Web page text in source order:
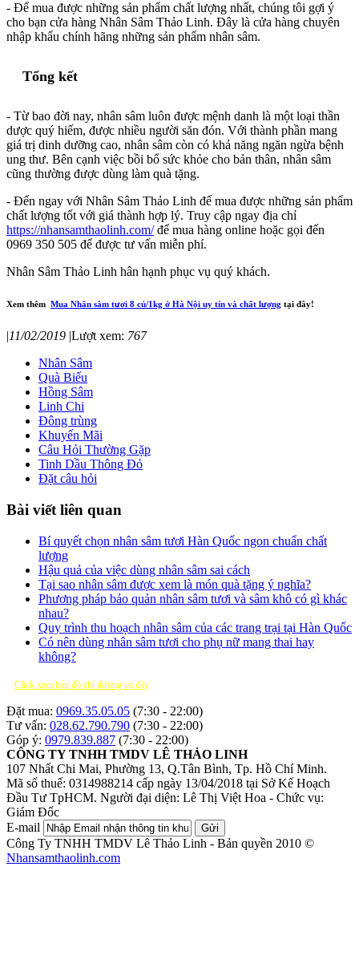
- Để mua được những sản phẩm chất lượng nhất, chúng tôi gợi ý
cho bạn cửa hàng Nhân Sâm Thảo Linh. Đây là cửa hàng chuyên
nhập khẩu chính hãng những sản phẩm nhân sâm.
Tổng kết
- Từ bao đời nay, nhân sâm luôn được mệnh danh là một loại thần
dược quý hiếm, được nhiều người săn đón. Với thành phần mang
giá trị dinh dưỡng cao, nhân sâm còn có khả năng ngăn ngừa bệnh
ung thư. Bên cạnh việc bồi bổ sức khỏe cho bản thân, nhân sâm
cũng thường được dùng làm quà tặng.
- Đến ngay với Nhân Sâm Thảo Linh để mua được những sản phẩm
chất lượng tốt với giá thành hợp lý. Truy cập ngay địa chỉ
https://nhansamthaolinh.com/để mua hàng online hoặc gọi đến
0969 350 505 để được tư vấn miễn phí.
Nhân Sâm Thảo Linh hân hạnh phục vụ quý khách.
Xem thêm Mua Nhân sâm tươi 8 củ/1kg ở Hà Nội uy tín và chất lượng tại đây!
|11/02/2019 |Lượt xem: 767
Nhân Sâm
Quà Biếu
Hồng Sâm
Linh Chi
Đông trùng
Khuyến Mãi
Câu Hỏi Thường Gặp
Tinh Dầu Thông Đỏ
Đặt câu hỏi
Bài viết liên quan
Bí quyết chọn nhân sâm tươi Hàn Quốc ngon chuẩn chất
lượng
Hậu quả của việc dùng nhân sâm sai cách
Tại sao nhân sâm được xem là món quà tặng ý nghĩa?
Phương pháp bảo quản nhân sâm tươi và sâm khô có gì khác
nhau?
Quy trình thu hoạch nhân sâm của các trang trại tại Hàn Quốc
Có nên dùng nhân sâm tươi cho phụ nữ mang thai hay
không?
Click xem bản đồ chỉ đường tại đây
Đặt mua: 0969.35.05.05 (7:30 - 22:00)
Tư vấn: 028.62.790.790 (7:30 - 22:00)
Góp ý: 0979.839.887 (7:30 - 22:00)
CÔNG TY TNHH TMDV LÊ THẢO LINH
107 Nhất Chi Mai, Phường 13, Q.Tân Bình, Tp. Hồ Chí Minh.
Mã số thuế: 0314988214 cấp ngày 13/04/2018 tại Sở Kế Hoạch
Đầu Tư TpHCM. Người đại diện: Lê Thị Việt Hoa - Chức vụ:
Giám Đốc
E-mail
Gửi
Công Ty TNHH TMDV Lê Thảo Linh - Bản quyền 2010 ©
Nhansamthaolinh.com